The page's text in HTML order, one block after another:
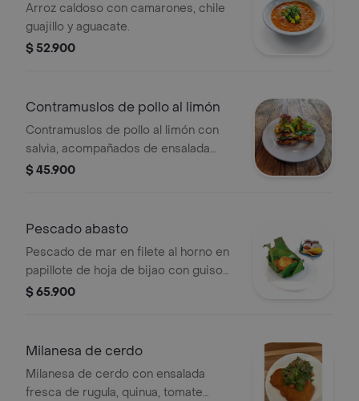
Arroz caldoso con camarones, chile
guajillo y aguacate.
$ 52.900
Contramuslos de pollo al limón
Contramuslos de pollo al limón con
salvia, acompañados de ensalada
verde y aguacate.
$ 45.900
Pescado abasto
Pescado de mar en filete al horno en
papillote de hoja de bijao con guiso
criollo.
$ 65.900
Milanesa de cerdo
Milanesa de cerdo con ensalada
fresca de rugula, quinua, tomate